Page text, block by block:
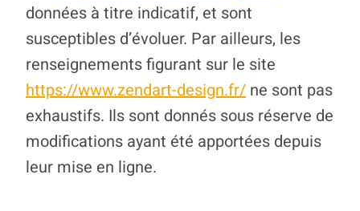
données à titre indicatif, et sont
susceptibles d’évoluer. Par ailleurs, les
renseignements figurant sur le site
https://www.zendart-design.fr/ ne sont pas
exhaustifs. Ils sont donnés sous réserve de
modifications ayant été apportées depuis
leur mise en ligne.